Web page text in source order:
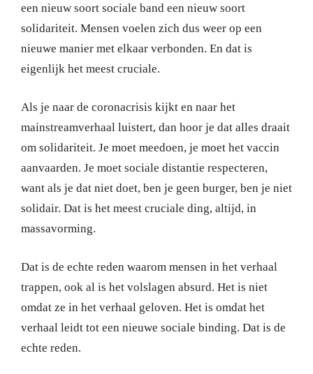
een nieuw soort sociale band een nieuw soort
solidariteit. Mensen voelen zich dus weer op een
nieuwe manier met elkaar verbonden. En dat is
eigenlijk het meest cruciale.
Als je naar de coronacrisis kijkt en naar het
mainstreamverhaal luistert, dan hoor je dat alles draait
om solidariteit. Je moet meedoen, je moet het vaccin
aanvaarden. Je moet sociale distantie respecteren,
want als je dat niet doet, ben je geen burger, ben je niet
solidair. Dat is het meest cruciale ding, altijd, in
massavorming.
Dat is de echte reden waarom mensen in het verhaal
trappen, ook al is het volslagen absurd. Het is niet
omdat ze in het verhaal geloven. Het is omdat het
verhaal leidt tot een nieuwe sociale binding. Dat is de
echte reden.